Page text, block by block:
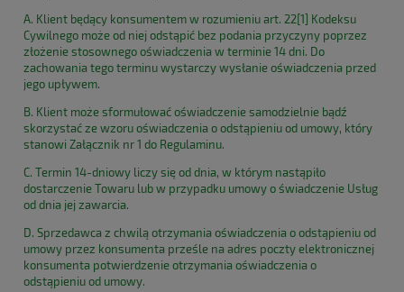
A. Klient będący konsumentem w rozumieniu art. 22[1] Kodeksu
Cywilnego może od niej odstąpić bez podania przyczyny poprzez
złożenie stosownego oświadczenia w terminie 14 dni. Do
zachowania tego terminu wystarczy wysłanie oświadczenia przed
jego upływem.
B. Klient może sformułować oświadczenie samodzielnie bądź
skorzystać ze wzoru oświadczenia o odstąpieniu od umowy, który
stanowi Załącznik nr 1 do Regulaminu.
C. Termin 14-dniowy liczy się od dnia, w którym nastąpiło
dostarczenie Towaru lub w przypadku umowy o świadczenie Usług
od dnia jej zawarcia.
D. Sprzedawca z chwilą otrzymania oświadczenia o odstąpieniu od
umowy przez konsumenta prześle na adres poczty elektronicznej
konsumenta potwierdzenie otrzymania oświadczenia o
odstąpieniu od umowy.